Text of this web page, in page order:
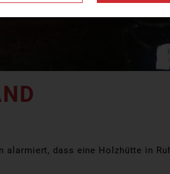
alarmiert, dass eine Holzhütte in